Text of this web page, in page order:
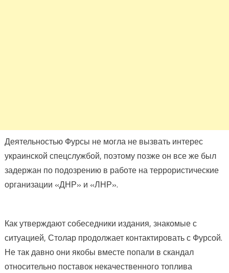
Деятельностью Фурсы не могла не вызвать интерес
украинской спецслужбой, поэтому позже он все же был
задержан по подозрению в работе на террористические
организации «ДНР» и «ЛНР».
Как утверждают собеседники издания, знакомые с
ситуацией, Столар продолжает контактировать с Фурсой.
Не так давно они якобы вместе попали в скандал
относительно поставок некачественного топлива